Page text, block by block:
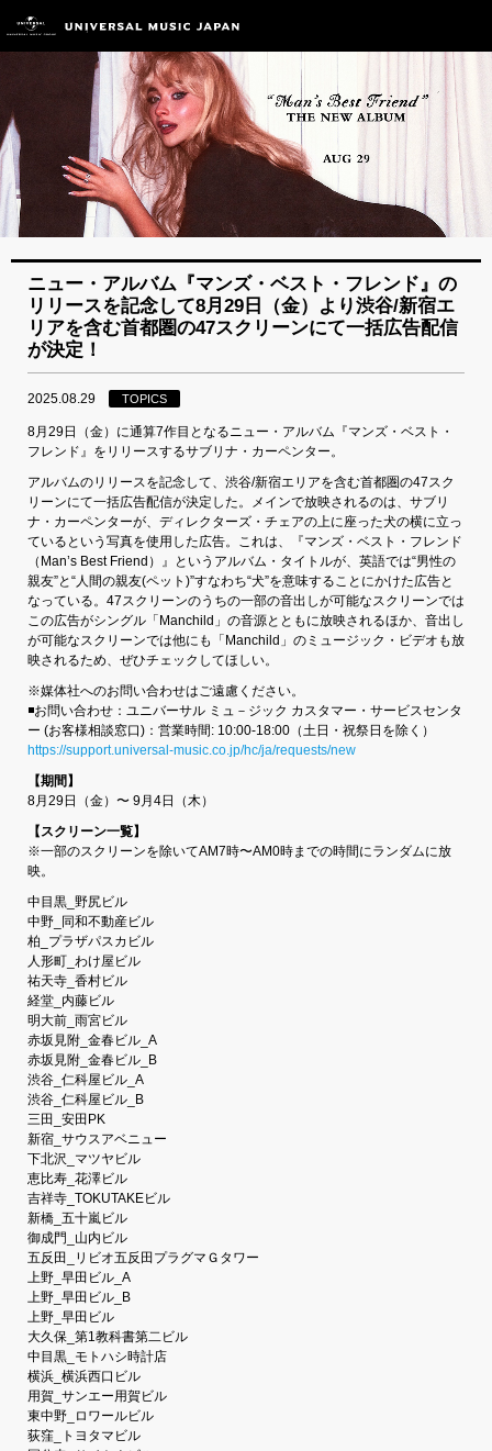
ニュー・アルバム『マンズ・ベスト・フレンド』の
リリースを記念して8月29日（金）より渋谷/新宿エ
リアを含む首都圏の47スクリーンにて一括広告配信
が決定！
2025.08.29 TOPICS
8月29日（金）に通算7作目となるニュー・アルバム『マンズ・ベスト・
フレンド』をリリースするサブリナ・カーペンター。
アルバムのリリースを記念して、渋谷/新宿エリアを含む首都圏の47スク
リーンにて一括広告配信が決定した。メインで放映されるのは、サブリ
ナ・カーペンターが、ディレクターズ・チェアの上に座った犬の横に立っ
ているという写真を使用した広告。これは、『マンズ・ベスト・フレンド
（Man’s Best Friend）』というアルバム・タイトルが、英語では“男性の
親友”と“人間の親友(ペット)”すなわち“犬”を意味することにかけた広告と
なっている。47スクリーンのうちの一部の音出しが可能なスクリーンでは
この広告がシングル「Manchild」の音源とともに放映されるほか、音出し
が可能なスクリーンでは他にも「Manchild」のミュージック・ビデオも放
映されるため、ぜひチェックしてほしい。
※媒体社へのお問い合わせはご遠慮ください。
◾️お問い合わせ：ユニバーサル ミュ－ジック カスタマー・サービスセンタ
ー (お客様相談窓口)：営業時間: 10:00‐18:00（土日・祝祭日を除く）
https://support.universal-music.co.jp/hc/ja/requests/new
【期間】
8月29日（金）〜 9月4日（木）
【スクリーン一覧】
※一部のスクリーンを除いてAM7時〜AM0時までの時間にランダムに放
映。
中目黒_野尻ビル
中野_同和不動産ビル
柏_プラザパスカビル
人形町_わけ屋ビル
祐天寺_香村ビル
経堂_内藤ビル
明大前_雨宮ビル
赤坂見附_金春ビル_A
赤坂見附_金春ビル_B
渋谷_仁科屋ビル_A
渋谷_仁科屋ビル_B
三田_安田PK
新宿_サウスアベニュー
下北沢_マツヤビル
恵比寿_花澤ビル
吉祥寺_TOKUTAKEビル
新橋_五十嵐ビル
御成門_山内ビル
五反田_リビオ五反田プラグマＧタワー
上野_早田ビル_A
上野_早田ビル_B
上野_早田ビル
大久保_第1教科書第二ビル
中目黒_モトハシ時計店
横浜_横浜西口ビル
用賀_サンエー用賀ビル
東中野_ロワールビル
荻窪_トヨタマビル